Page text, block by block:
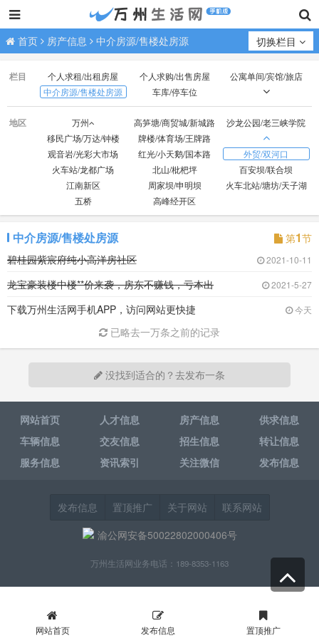
首页 房产信息 中介房源/售楼处房源 切换栏目
栏目 个人求租/出租房屋 个人求购/出售房屋
公寓单间/宾馆/旅店
中介房源/售楼处房源
车库/停车位
门市/商铺/办公房
厂房/场地/山林/土地
地区 万州 高笋塘/商贸城/新城路
沙龙公园/老三峡学院
移民广场/万达/钟楼
牌楼/体育场/王牌路
观音岩/光彩大市场
红光/小天鹅/国本路
外贸/双河口
火车站/龙都广场
北山/枇杷坪
百安坝/联合坝
江南新区
周家坝/申明坝
火车北站/塘坊/天子湖
五桥
高峰经开区
中介房源/售楼处房源 第1节
碧桂园紫宸府纯小高洋房社区
2021-10-11
龙宝豪装楼中楼**价来袭，房东不赚钱，亏本出 2021-5-27
下载万州生活网手机APP，访问网站更快捷 今天
已略去一万条之前的记录
没找到适合的？去发布一条
网站首页 人才信息 房产信息
供求信息
车辆信息
交友信息 招生信息
转让信息
服务信息
资讯索引 关注微信 发布信息
发布信息 置顶推广 关于网站
联系网站
渝公网安备50022802000406号
万州生活网业务电话：189-8353-1163
网站首页 发布信息 置顶推广